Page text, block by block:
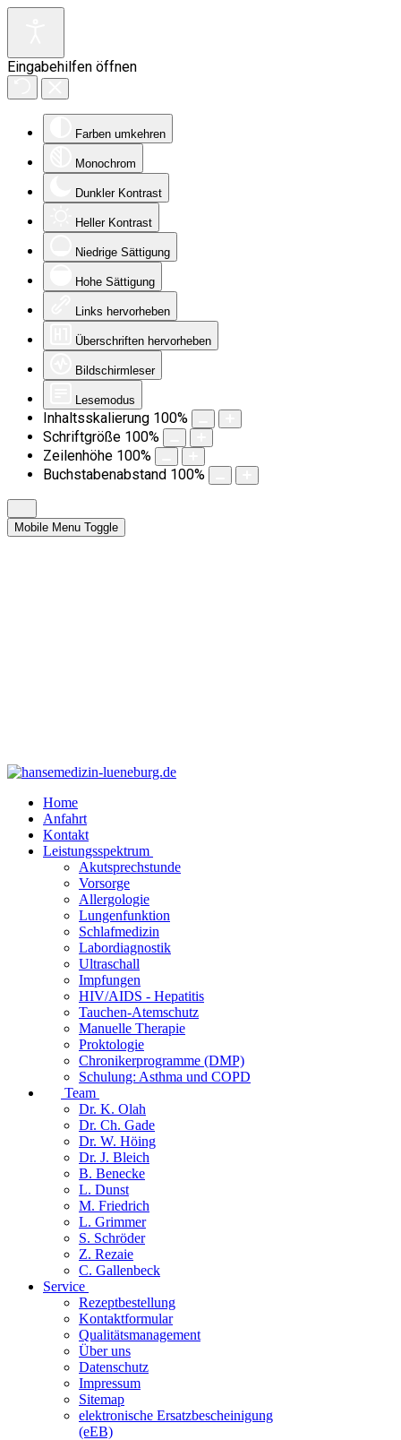
Eingabehilfen öffnen
Farben umkehren
Monochrom
Dunkler Kontrast
Heller Kontrast
Niedrige Sättigung
Hohe Sättigung
Links hervorheben
Überschriften hervorheben
Bildschirmleser
Lesemodus
Inhaltsskalierung 100%
Schriftgröße 100%
Zeilenhöhe 100%
Buchstabenabstand 100%
Mobile Menu Toggle
Home
Anfahrt
Kontakt
Leistungsspektrum
Akutsprechstunde
Vorsorge
Allergologie
Lungenfunktion
Schlafmedizin
Labordiagnostik
Ultraschall
Impfungen
HIV/AIDS - Hepatitis
Tauchen-Atemschutz
Manuelle Therapie
Proktologie
Chronikerprogramme (DMP)
Schulung: Asthma und COPD
Team
Dr. K. Olah
Dr. Ch. Gade
Dr. W. Höing
Dr. J. Bleich
B. Benecke
L. Dunst
M. Friedrich
L. Grimmer
S. Schröder
Z. Rezaie
C. Gallenbeck
Service
Rezeptbestellung
Kontaktformular
Qualitätsmanagement
Über uns
Datenschutz
Impressum
Sitemap
elektronische Ersatzbescheinigung
(eEB)